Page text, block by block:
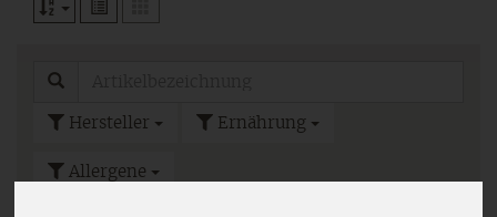
Hersteller Ernährung
Allergene